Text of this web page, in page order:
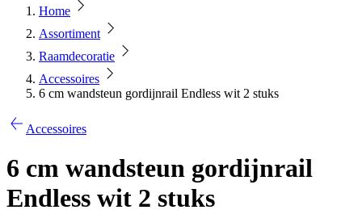
Home
Assortiment
Raamdecoratie
Accessoires
6 cm wandsteun gordijnrail Endless wit 2 stuks
Accessoires
6 cm wandsteun gordijnrail
Endless wit 2 stuks